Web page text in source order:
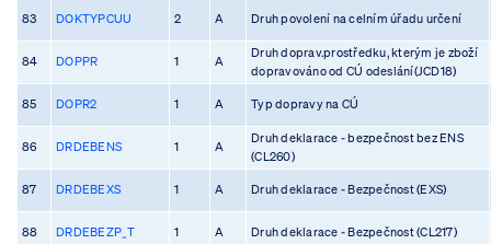
83 DOKTYPCUU 2 A Druh povolení na celním úřadu určení
84 DOPPR 1 A
Druh doprav.prostředku, kterým je zboží
dopravováno od CÚ odeslání(JCD18)
85 DOPR2 1 A Typ dopravy na CÚ
86 DRDEBENS 1 A
Druh deklarace - bezpečnost bez ENS
(CL260)
87 DRDEBEXS 1 A Druh deklarace - Bezpečnost (EXS)
88 DRDEBEZP_T 1 A Druh deklarace - Bezpečnost (CL217)